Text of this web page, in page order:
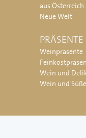
aus Österreich
Neue Welt
PRÄSENTE
Weinpräsente
Wein und
Wein und